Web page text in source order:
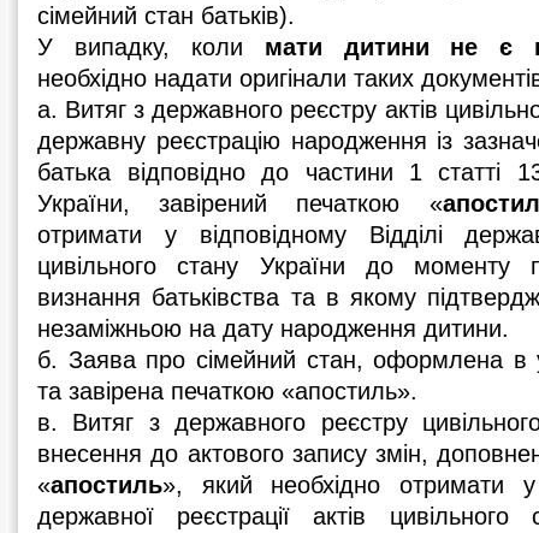
сімейний стан батьків).
У випадку, коли мати дитини не є
необхідно надати оригінали таких
а. Витяг з державного реєстру актів
державну реєстрацію народження із
батька відповідно до частини 1 статті
України, завірений печаткою «
отримати у відповідному Відділі
цивільного стану України до моменту
визнання батьківства та в якому
незаміжньою на дату народження дитини.
б. Заява про сімейний стан, оформлена в
та завірена печаткою «апостиль».
в. Витяг з державного реєстру
внесення до актового запису змін,
«апостиль», який необхідно отримати у
державної реєстрації актів